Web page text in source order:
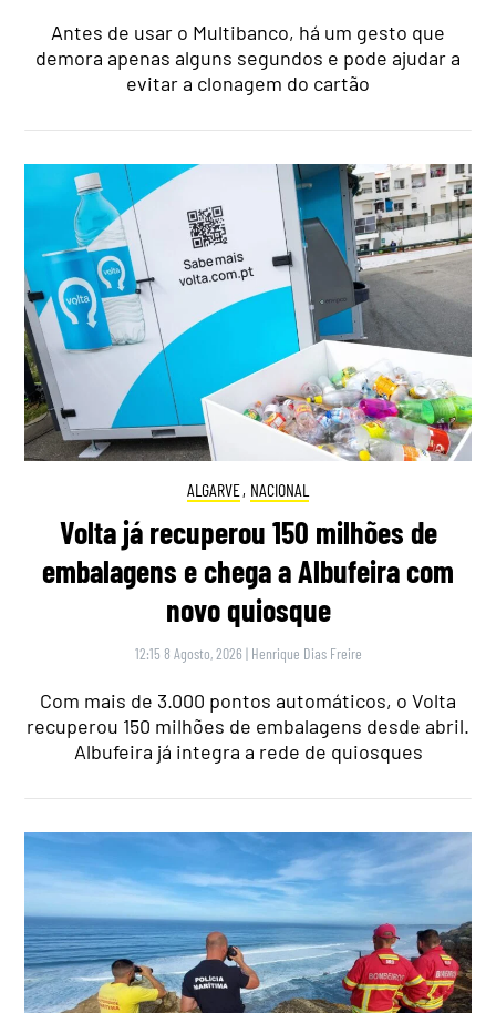
Antes de usar o Multibanco, há um gesto que
demora apenas alguns segundos e pode ajudar a
evitar a clonagem do cartão
ALGARVE, NACIONAL
Volta já recuperou 150 milhões de
embalagens e chega a Albufeira com
novo quiosque
12:15 8 Agosto, 2026 | Henrique Dias Freire
Com mais de 3.000 pontos automáticos, o Volta
recuperou 150 milhões de embalagens desde abril.
Albufeira já integra a rede de quiosques